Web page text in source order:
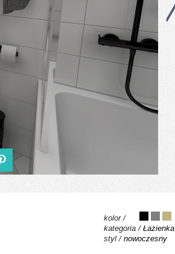
kolor /
kategoria / Łazienka
styl / nowoczesny